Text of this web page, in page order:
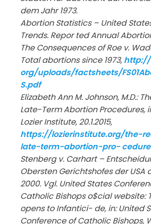
dem Jahr 1973.
Abortion Statistics – United
Trends. ReportedAnnual
The Consequences of Roe v.
Total abortions since 1973, http://
org/uploads/factsheets/
S.pdf
Elizabeth Ann M. Johnson, M.D.:
Late-TermAbortion Procedures,
Lozier Institute, 20.1.2015,
https://lozierinstitute.org/the-
late-term-abortion-pro-
Stenberg v. Carhart –
Obersten Gerichtshofes der USA
2000. Vgl. United States
Catholic Bishops o$cial website:
opens to Infantici- de, in: United
Conference of Catholic Bishops,